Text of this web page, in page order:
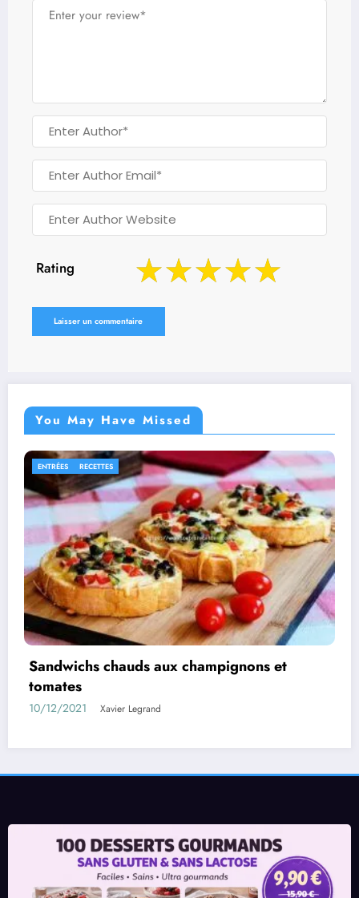
Rating
You May Have Missed
PLATS RECETTES
Aubergines farcies au poulet à la béchamel
05/08/2021